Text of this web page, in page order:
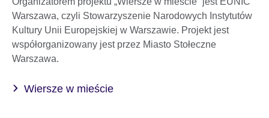
Warszawa, czyli Stowarzyszenie Narodowych Instytutów
Kultury Unii Europejskiej w Warszawie. Projekt jest
współorganizowany jest przez Miasto Stołeczne
Warszawa.
Wiersze w mieście